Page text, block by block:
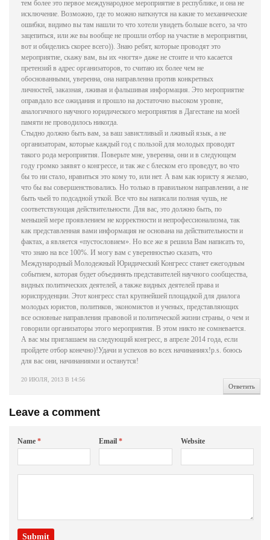
20 ИЮЛЯ, 2013 В 14:56
тем более это первое международное мероприятие в республике, и она не
исключение. Возможно, где то можно наткнутся на какие то механические
ошибки, видимо вы там нашли то что хотели увидеть больше всего, за что
зацепиться, или же вы вообще не прошли отбор на участие в мероприятии,
вот и обиделись скорее всего)). Знаю ребят, которые проводят это
мероприятие, скажу вам, вы их «ногтя» даже не стоите и что касается
претензий в адрес организаторов, то считаю их более чем не
обоснованными, уверенна, она направленна против конкретных
личностей, заказная, лживая и фальшивая информация. Это мероприятие
оправдало все ожидания и прошло на достаточно высоком уровне,
аналогичного научного юридического мероприятия в Дагестане на моей
памяти не проводилось никогда.
Стыдно должно быть вам, за ваш завистливый и лживый язык, а не
организаторам, которые каждый год с пользой для молодых проводят
такого рода мероприятия. Поверьте мне, уверенна, они и в следующем
году громко заявят о конгрессе, и так же с блеском его проведут, во что
бы то ни стало, нравиться это кому то, или нет. А вам как юристу я желаю,
что бы вы совершенствовались. Но только в правильном направлении, а не
быть чьей то подсадной уткой. Все что вы написали полная чушь, не
соответствующая действительности. Для вас, это должно быть, по
меньшей мере проявлением не корректности и непрофессионализма, так
как представленная вами информация не основана на действительности и
фактах, а является «пустословием». Но все же я решила Вам написать то,
что знаю на все 100%. И могу вам с уверенностью сказать, что
Международный Молодежный Юридический Конгресс станет ежегодным
событием, которая будет объединять представителей научного сообщества,
видных политических деятелей, а также видных деятелей права и
юриспруденции. Этот конгресс стал крупнейшей площадкой для диалога
молодых юристов, политиков, экономистов и ученых, представляющих
все основные направления правовой и политической жизни страны, о чем и
говорили организаторы этого мероприятия. В этом никто не сомневается.
А вас мы приглашаем на следующий конгресс, в апреле 2014 года, если
пройдете отбор конечно)!Удачи и успехов во всех начинаниях!p.s. боюсь
для вас они, начинаниями и останутся!
Ответить
Leave a comment
Name * Email* Website